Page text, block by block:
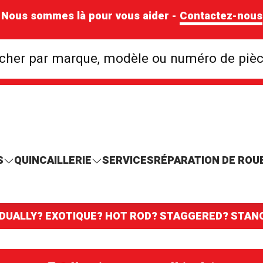
Nous sommes là pour vous aider - Contactez-nous
par marque, modèle ou numéro de
Rechercher par
QUINCAILLERIE SERVICESRÉPARATION DE
EXOTIQUE? HOT ROD? STAGGERED?